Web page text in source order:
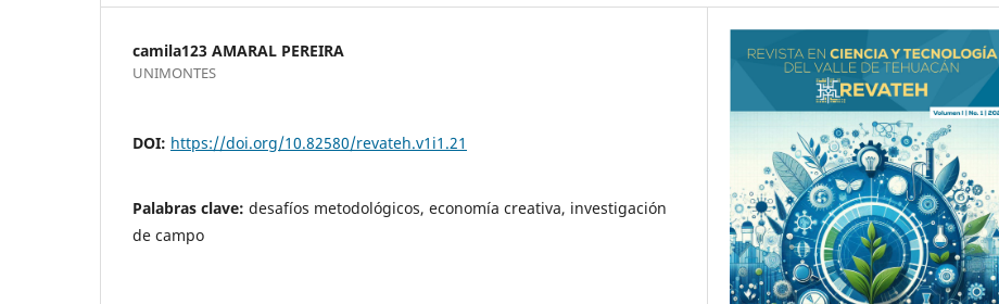
camila123 AMARAL PEREIRA
UNIMONTES
DOI: https://doi.org/10.82580/revateh.v1i1.21
Palabras clave: desafíos metodológicos, economía creativa, investigación
de campo